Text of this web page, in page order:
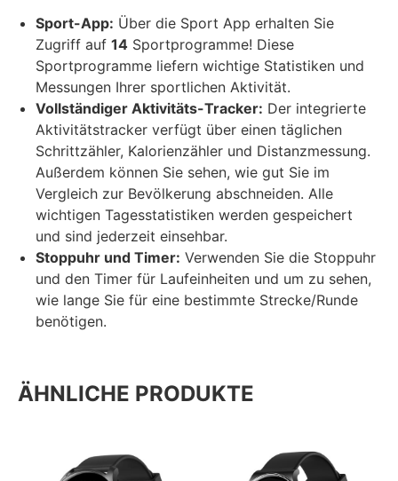
Sport-App: Über die Sport App erhalten Sie
Zugriff auf 14 Sportprogramme! Diese
Sportprogramme liefern wichtige Statistiken und
Messungen Ihrer sportlichen Aktivität.
Vollständiger Aktivitäts-Tracker: Der integrierte
Aktivitätstracker verfügt über einen täglichen
Schrittzähler, Kalorienzähler und Distanzmessung.
Außerdem können Sie sehen, wie gut Sie im
Vergleich zur Bevölkerung abschneiden. Alle
wichtigen Tagesstatistiken werden gespeichert
und sind jederzeit einsehbar.
Stoppuhr und Timer: Verwenden Sie die Stoppuhr
und den Timer für Laufeinheiten und um zu sehen,
wie lange Sie für eine bestimmte Strecke/Runde
benötigen.
ÄHNLICHE PRODUKTE